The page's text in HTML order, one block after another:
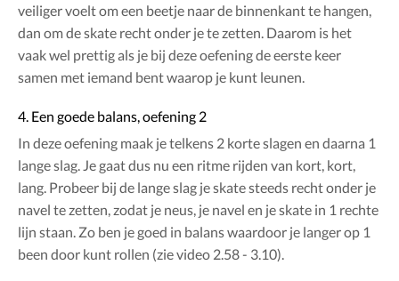
veiliger voelt om een beetje naar de binnenkant te hangen,
dan om de skate recht onder je te zetten. Daarom is het
vaak wel prettig als je bij deze oefening de eerste keer
samen met iemand bent waarop je kunt leunen.
4. Een goede balans, oefening 2
In deze oefening maak je telkens 2 korte slagen en daarna 1
lange slag. Je gaat dus nu een ritme rijden van kort, kort,
lang. Probeer bij de lange slag je skate steeds recht onder je
navel te zetten, zodat je neus, je navel en je skate in 1 rechte
lijn staan. Zo ben je goed in balans waardoor je langer op 1
been door kunt rollen (zie video 2.58 - 3.10).